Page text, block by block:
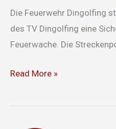
Die Feuerwehr Dingolfing
des TV Dingolfing eine
Feuerwache. Die
Read More »